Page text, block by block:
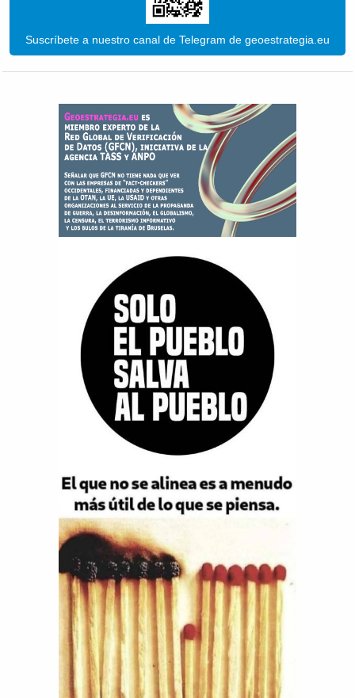
Suscríbete a nuestro canal de Telegram de geoestrategia.eu